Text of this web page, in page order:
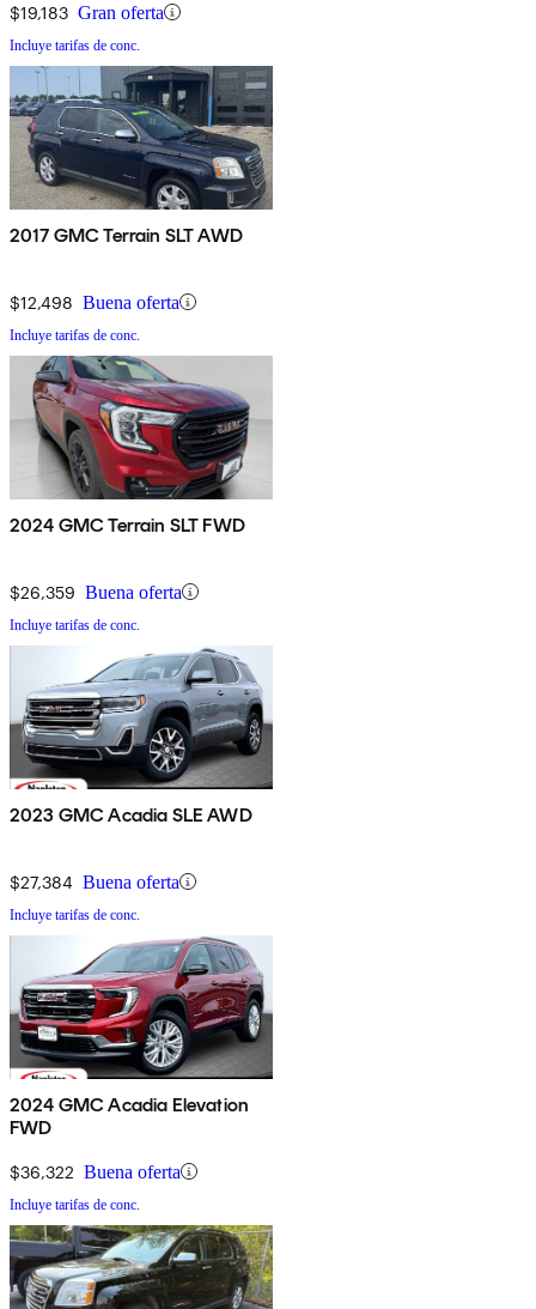
$19,183 Gran oferta
Incluye tarifas de conc.
2017 GMC Terrain SLT AWD
$12,498 Buena oferta
Incluye tarifas de conc.
2024 GMC Terrain SLT FWD
$26,359 Buena oferta
Incluye tarifas de conc.
2023 GMC Acadia SLE AWD
$27,384 Buena oferta
Incluye tarifas de conc.
2024 GMC Acadia Elevation
FWD
$36,322 Buena oferta
Incluye tarifas de conc.